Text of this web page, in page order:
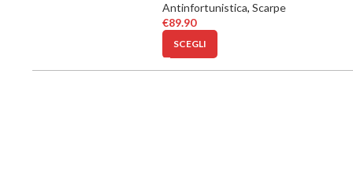
Antinfortunistica, Scarpe
€89.90
SCEGLI